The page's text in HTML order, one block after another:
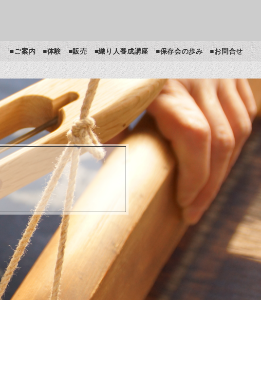
■ご案内 ■体験 ■販売 ■織り人養成講座 ■保存会の歩み ■お問合せ